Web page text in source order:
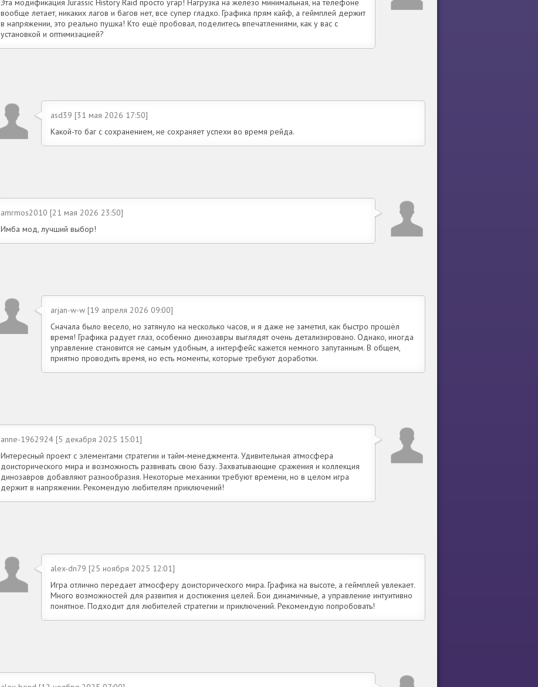
Эта модификация Jurassic History Raid просто угар! Нагрузка на железо минимальная, на телефоне
вообще летает, никаких лагов и багов нет, все супер гладко. Графика прям кайф, а геймплей держит
в напряжении, это реально пушка! Кто ещё пробовал, поделитесь впечатлениями, как у вас с
установкой и оптимизацией?
asd39 [31 мая 2026 17:50]
Какой-то баг с сохранением, не сохраняет успехи во время рейда.
amrmos2010 [21 мая 2026 23:50]
Имба мод, лучший выбор!
arjan-w-w [19 апреля 2026 09:00]
Сначала было весело, но затянуло на несколько часов, и я даже не заметил, как быстро прошёл
время! Графика радует глаз, особенно динозавры выглядят очень детализировано. Однако, иногда
управление становится не самым удобным, а интерфейс кажется немного запутанным. В общем,
приятно проводить время, но есть моменты, которые требуют доработки.
anne-1962924 [5 декабря 2025 15:01]
Интересный проект с элементами стратегии и тайм-менеджмента. Удивительная атмосфера
доисторического мира и возможность развивать свою базу. Захватывающие сражения и коллекция
динозавров добавляют разнообразия. Некоторые механики требуют времени, но в целом игра
держит в напряжении. Рекомендую любителям приключений!
alex-dn79 [25 ноября 2025 12:01]
Игра отлично передает атмосферу доисторического мира. Графика на высоте, а геймплей увлекает.
Много возможностей для развития и достижения целей. Бои динамичные, а управление интуитивно
понятное. Подходит для любителей стратегии и приключений. Рекомендую попробовать!